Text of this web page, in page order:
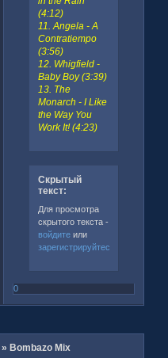
(4:12)
11. Angela - A
Contratiempo
(3:56)
12. Whigfield -
Baby Boy (3:39)
13. The
Monarch - I Like
the Way You
Work It! (4:23)
Скрытый
текст:
Для просмотра
скрытого текста -
войдитеили
зарегистрируйтесь
0
» Bombazo Mix